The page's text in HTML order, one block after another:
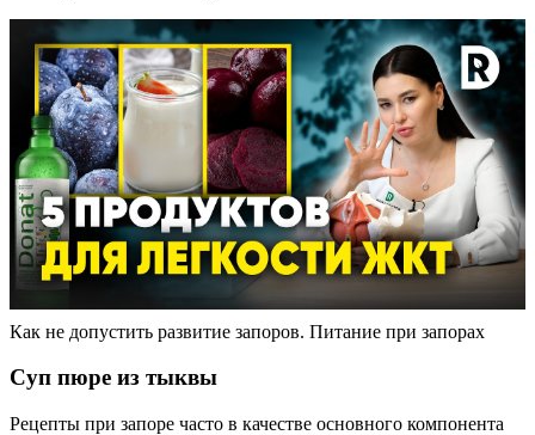
Как не допустить развитие запоров. Питание при запорах
Суп пюре из тыквы
Рецепты при запоре часто в качестве основного компонента